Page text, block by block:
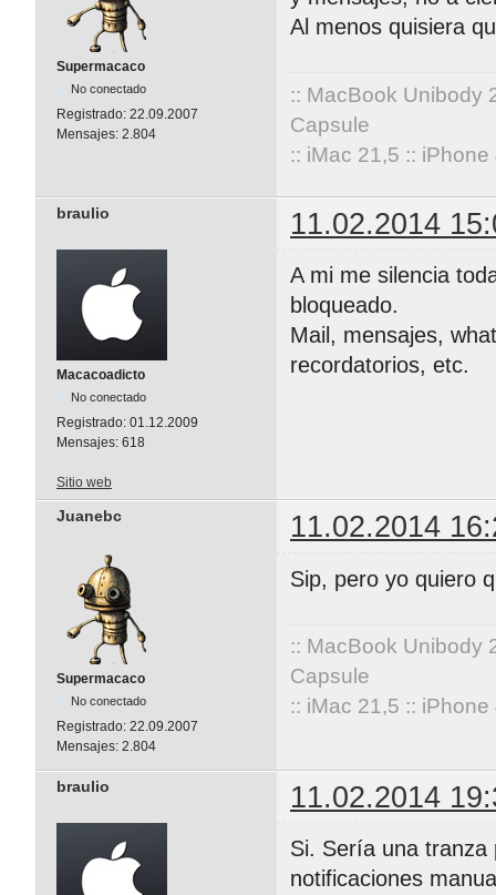
Supermacaco
No conectado
Registrado: 22.09.2007
Mensajes: 2.804
Al menos quisiera
:: MacBook Unibody
Capsule
:: iMac 21,5 ::
braulio 11.02.2014
Macacoadicto
No conectado
Registrado: 01.12.2009
Mensajes: 618
A mi me silencia
bloqueado.
Mail, mensajes,
recordatorios, etc.
Sitio web
Juanebc 11.02.2014
Supermacaco
No conectado
Registrado: 22.09.2007
Mensajes: 2.804
Sip, pero yo quiero
:: MacBook Unibody
Capsule
:: iMac 21,5 ::
braulio 11.02.2014
Si. Sería una
notificaciones